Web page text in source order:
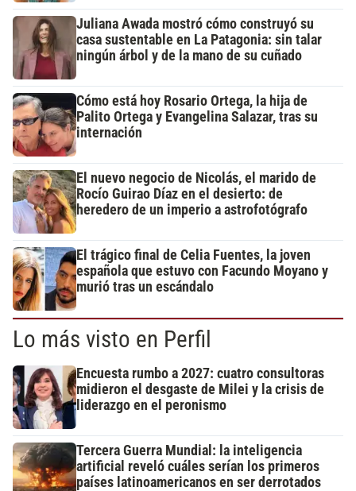
Juliana Awada mostró cómo construyó su
casa sustentable en La Patagonia: sin talar
ningún árbol y de la mano de su cuñado
Cómo está hoy Rosario Ortega, la hija de
Palito Ortega y Evangelina Salazar, tras su
internación
El nuevo negocio de Nicolás, el marido de
Rocío Guirao Díaz en el desierto: de
heredero de un imperio a astrofotógrafo
El trágico final de Celia Fuentes, la joven
española que estuvo con Facundo Moyano y
murió tras un escándalo
Lo más visto en Perfil
Encuesta rumbo a 2027: cuatro consultoras
midieron el desgaste de Milei y la crisis de
liderazgo en el peronismo
Tercera Guerra Mundial: la inteligencia
artificial reveló cuáles serían los primeros
países latinoamericanos en ser derrotados